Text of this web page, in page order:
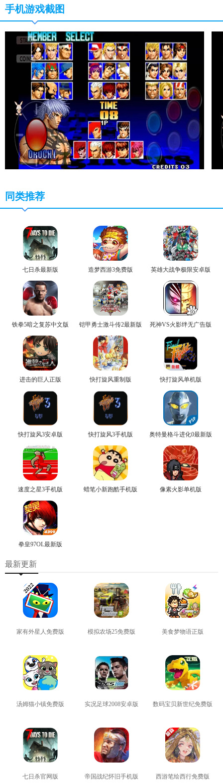
手机游戏截图
同类推荐
七日杀最新版 造梦西游3免费版 英雄大战争极限安卓版
铁拳5暗之复苏中文版 铠甲勇士激斗传2最新版 死神VS火影绊无广告版
进击的巨人正版 快打旋风重制版 快打旋风单机版
快打旋风3安卓版 快打旋风3手机版 奥特曼格斗进化0最新版
速度之星3手机版 蜡笔小新跑酷手机版 像素火影单机版
拳皇97OL最新版
最新更新
家有外星人免费版 模拟农场25免费版 美食梦物语正版
汤姆猫小镇免费版 实况足球2008安卓版 数码宝贝新世纪免费版
七日杀官网版 帝国战纪怀旧手机版 西游笔绘西行免费版